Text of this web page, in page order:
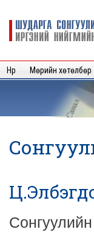
Шударга
сонгуулийн
нийгмийн
хяналт
Нүүр Мөрийн хөтөлбөр